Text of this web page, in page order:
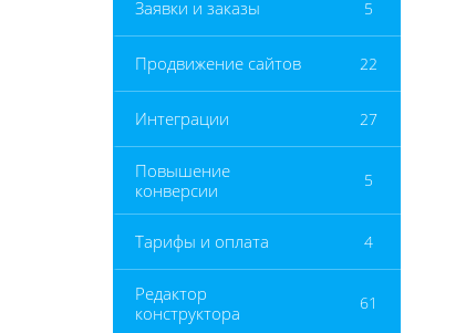
Заявки и заказы 5
Продвижение сайтов 22
Интеграции 27
Повышение
конверсии
5
Тарифы и оплата 4
Редактор
конструктора
61